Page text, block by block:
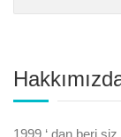
1999 ‘ dan beri